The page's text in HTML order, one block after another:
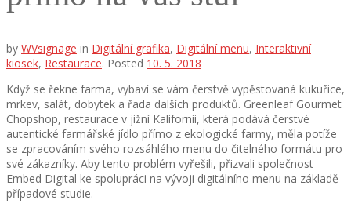
by WVsignage in Digitální grafika, Digitální menu, Interaktivní
kiosek, Restaurace. Posted 10. 5. 2018
Když se řekne farma, vybaví se vám čerstvě vypěstovaná kukuřice,
mrkev, salát, dobytek a řada dalších produktů. Greenleaf Gourmet
Chopshop, restaurace v jižní Kalifornii, která podává čerstvé
autentické farmářské jídlo přímo z ekologické farmy, měla potíže
se zpracováním svého rozsáhlého menu do čitelného formátu pro
své zákazníky. Aby tento problém vyřešili, přizvali společnost
Embed Digital ke spolupráci na vývoji digitálního menu na základě
případové studie.